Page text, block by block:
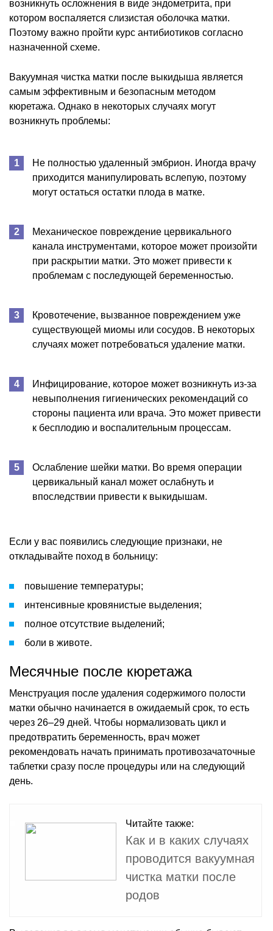
возникнуть осложнения в виде эндометрита, при
котором воспаляется слизистая оболочка матки.
Поэтому важно пройти курс антибиотиков согласно
назначенной схеме.
Вакуумная чистка матки после выкидыша является
самым эффективным и безопасным методом
кюретажа. Однако в некоторых случаях могут
возникнуть проблемы:
Не полностью удаленный эмбрион. Иногда врачу
приходится манипулировать вслепую, поэтому
могут остаться остатки плода в матке.
Механическое повреждение цервикального
канала инструментами, которое может произойти
при раскрытии матки. Это может привести к
проблемам с последующей беременностью.
Кровотечение, вызванное повреждением уже
существующей миомы или сосудов. В некоторых
случаях может потребоваться удаление матки.
Инфицирование, которое может возникнуть из-за
невыполнения гигиенических рекомендаций со
стороны пациента или врача. Это может привести
к бесплодию и воспалительным процессам.
Ослабление шейки матки. Во время операции
цервикальный канал может ослабнуть и
впоследствии привести к выкидышам.
Если у вас появились следующие признаки, не
откладывайте поход в больницу:
повышение температуры;
интенсивные кровянистые выделения;
полное отсутствие выделений;
боли в животе.
Месячные после кюретажа
Менструация после удаления содержимого полости
матки обычно начинается в ожидаемый срок, то есть
через 26–29 дней. Чтобы нормализовать цикл и
предотвратить беременность, врач может
рекомендовать начать принимать противозачаточные
таблетки сразу после процедуры или на следующий
день.
Читайте также:
Как и в каких случаях
проводится вакуумная
чистка матки после
родов